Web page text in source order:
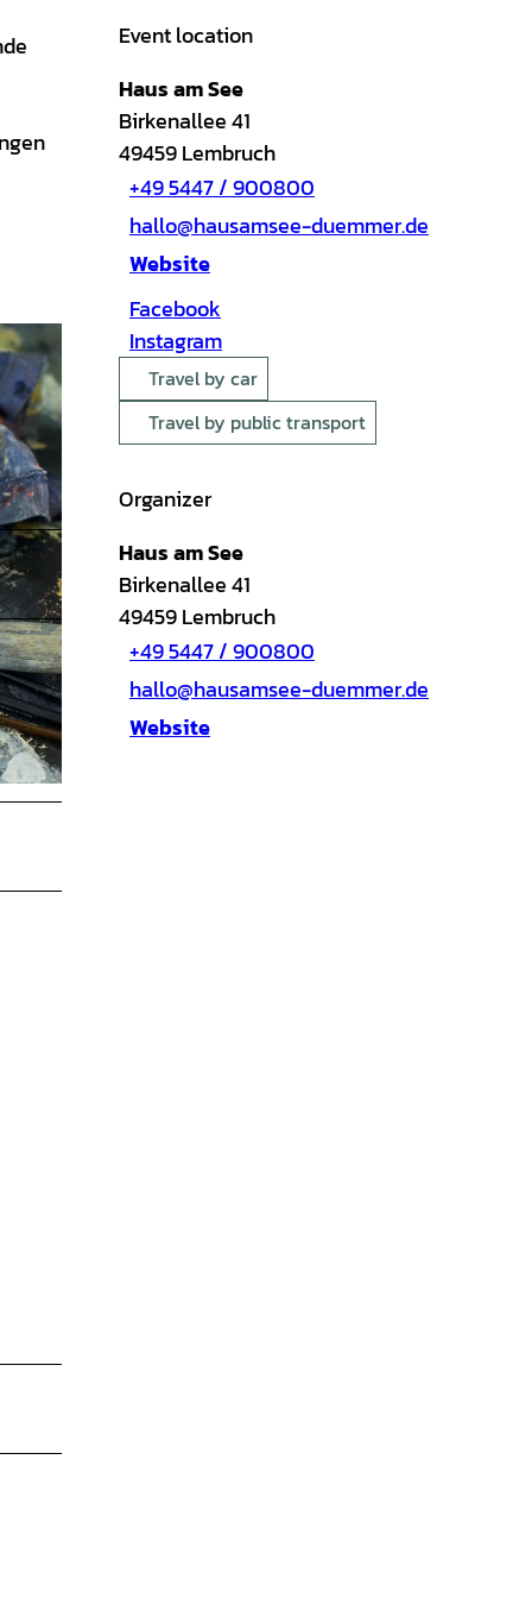
Event location
Haus am See
Birkenallee 41
49459Lembruch
+49 5447 / 900800
hallo@hausamsee-duemmer.de
Website
Facebook
Instagram
Travel by car
Travel by public transport
Organizer
Haus am See
Birkenallee 41
49459Lembruch
+49 5447 / 900800
hallo@hausamsee-duemmer.de
Website